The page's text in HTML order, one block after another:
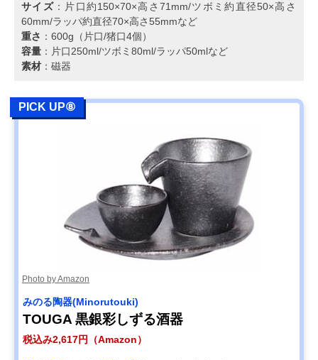
サイズ：片口約150×70×高さ71mm/ツボミ約直径50×高さ
60mm/ラッパ約直径70×高さ55mmなど
重さ ：600g（片口/猪口4個）
容量 ：片口250ml/ツボミ80ml/ラッパ50mlなど
素材 ：磁器
PICK UP⑧
Photo by Amazon
‎みのる陶器(Minorutouki)
TOUGA 黒銀彩しずる酒器
税込み2,617円（Amazon）